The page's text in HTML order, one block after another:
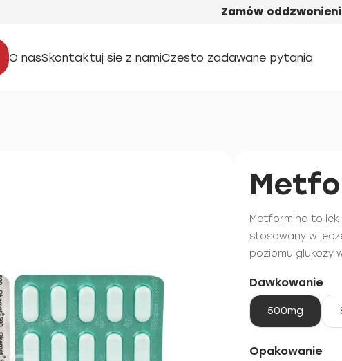
Zamów
O nasSkontaktuj sie z namiCzesto zadawane pytania
Metformina to
stosowany w
poziomu glukozy
Dawkowanie
500mg
Opakowanie